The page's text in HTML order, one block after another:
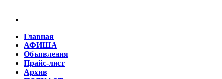
Главная
АФИША
Объявления
Прайс-лист
Архив